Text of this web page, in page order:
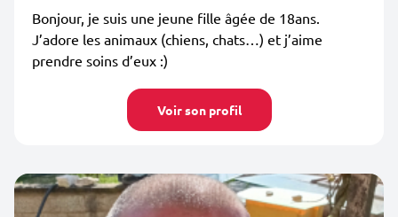
Bonjour, je suis une jeune fille âgée de 18ans.
J’adore les animaux (chiens, chats…) et j’aime
prendre soins d’eux :)
Voir son profil